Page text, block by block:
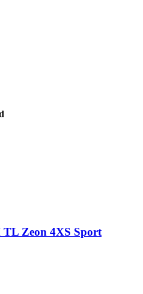
TL Zeon 4XS Sport